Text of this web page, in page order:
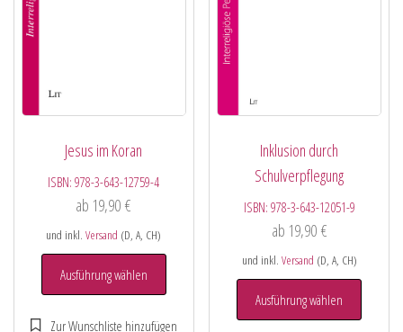
Jesus im Koran
ISBN:978-3-643-12759-4
ab 19,90€
und inkl.Versand (D, A, CH)
Ausführung wählen
Inklusion durch
Schulverpflegung
ISBN: 978-3-643-12051-9
ab 19,90 €
und inkl. Versand (D, A, CH)
Ausführung wählen